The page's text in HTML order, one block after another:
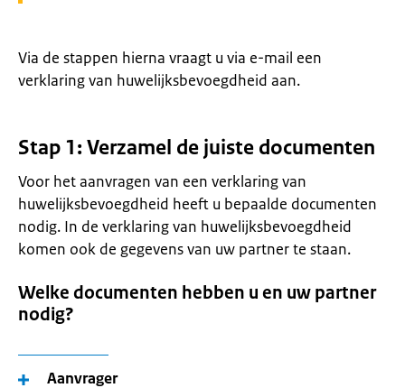
Via de stappen hierna vraagt u via e-mail een
verklaring van huwelijksbevoegdheid aan.
Stap 1: Verzamel de juiste documenten
Voor het aanvragen van een verklaring van
huwelijksbevoegdheid heeft u bepaalde documenten
nodig. In de verklaring van huwelijksbevoegdheid
komen ook de gegevens van uw partner te staan.
Welke documenten hebben u en uw partner
nodig?
Aanvrager